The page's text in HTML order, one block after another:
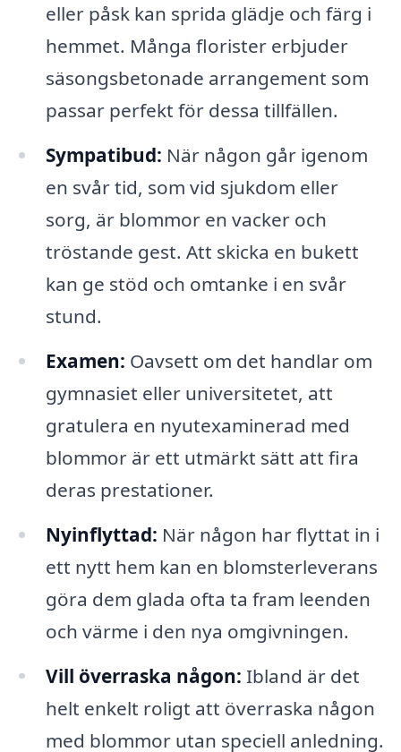
eller påsk kan sprida glädje och färg i
hemmet. Många florister erbjuder
säsongsbetonade arrangement som
passar perfekt för dessa tillfällen.
Sympatibud: När någon går igenom
en svår tid, som vid sjukdom eller
sorg, är blommor en vacker och
tröstande gest. Att skicka en bukett
kan ge stöd och omtanke i en svår
stund.
Examen: Oavsett om det handlar om
gymnasiet eller universitetet, att
gratulera en nyutexaminerad med
blommor är ett utmärkt sätt att fira
deras prestationer.
Nyinflyttad: När någon har flyttat in i
ett nytt hem kan en blomsterleverans
göra dem glada ofta ta fram leenden
och värme i den nya omgivningen.
Vill överraska någon: Ibland är det
helt enkelt roligt att överraska någon
med blommor utan speciell anledning.